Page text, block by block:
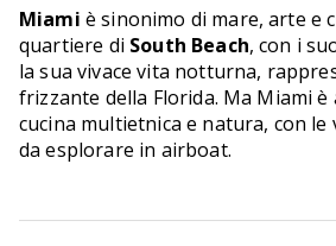
Miami è sinonimo di mare, arte e
quartiere di South Beach, con i
la sua vivace vita notturna,
frizzante della Florida. Ma Miami è
cucina multietnica e natura, con le
da esplorare in airboat.